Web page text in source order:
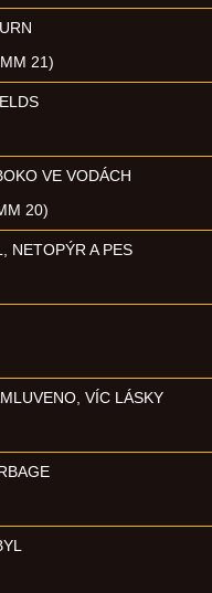
21)
VE VODÁCH
20)
NETOPÝR A PES
VÍC LÁSKY